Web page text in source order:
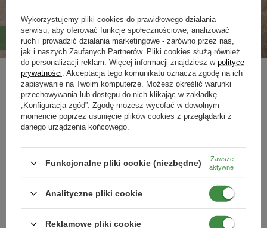
Jak pozbyć się myszy z domu?
Zimą myszy poszukują ciepłego miejsca, wchodząc do domów przez
szparę w drzwiach, oknach. Jak się ich pozbyć? Przedstawiamy
skuteczne sposoby odstraszania mysz.
Czytaj więcej
Newsletter
bieżąco z aktualnymi promocjami
Wykorzystujemy pliki cookies do prawidłowego działania
serwisu, aby oferować funkcje społecznościowe, analizować
ruch i prowadzić działania marketingowe - zarówno przez nas,
jak i naszych Zaufanych Partnerów. Pliki cookies służą również
do personalizacji reklam. Więcej informacji znajdziesz w polityce
prywatności . Akceptacja tego komunikatu oznacza zgodę na ich
zapisywanie na Twoim komputerze. Możesz określić warunki
przechowywania lub dostępu do nich klikając w zakładkę
„Konfiguracja zgód”. Zgodę możesz wycofać w dowolnym
momencie poprzez usunięcie plików cookies z przeglądarki z
danego urządzenia końcowego.
Funkcjonalne pliki cookie (niezbędne)
Zawsze
aktywne
Analityczne pliki cookie
Reklamowe pliki cookie